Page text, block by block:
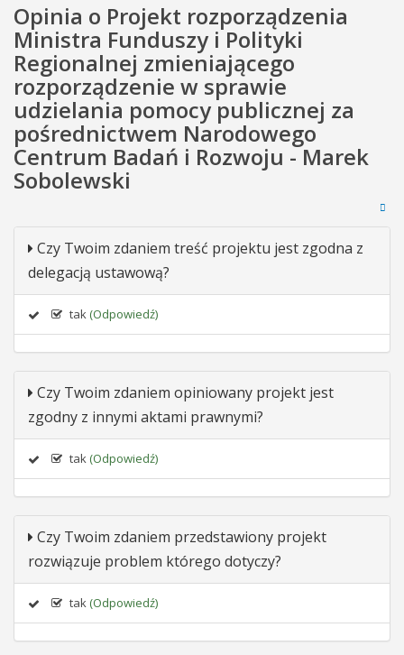
Opinia o Projekt rozporządzenia
Ministra Funduszy i Polityki
Regionalnej zmieniającego
rozporządzenie w sprawie
udzielania pomocy publicznej za
pośrednictwem Narodowego
Centrum Badań i Rozwoju - Marek
Sobolewski
Czy Twoim zdaniem treść projektu jest zgodna z
delegacją ustawową?
tak (Odpowiedź)
Czy Twoim zdaniem opiniowany projekt jest
zgodny z innymi aktami prawnymi?
tak (Odpowiedź)
Czy Twoim zdaniem przedstawiony projekt
rozwiązuje problem którego dotyczy?
tak (Odpowiedź)